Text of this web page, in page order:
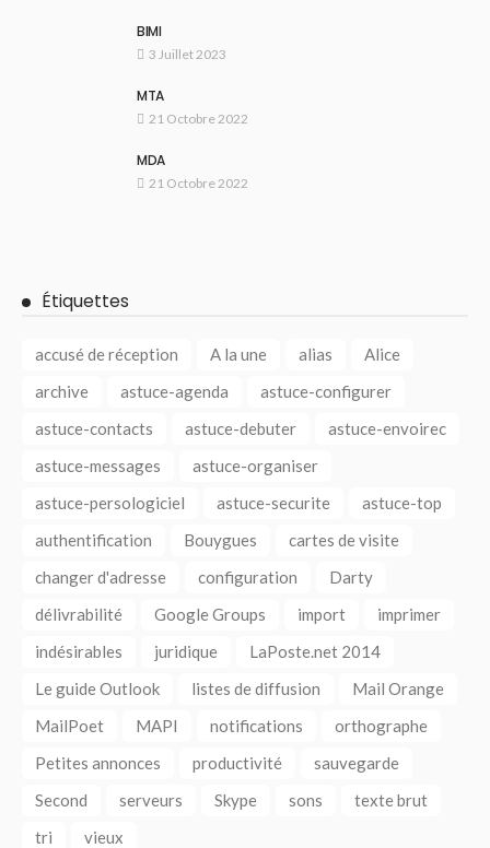
BIMI
3 Juillet 2023
MTA
21 Octobre 2022
MDA
21 Octobre 2022
Étiquettes
accusé de réception A la une alias
Alice
archive
astuce-agenda
astuce-configurer
astuce-contacts
astuce-debuter
astuce-envoirec
astuce-messages
astuce-organiser
astuce-persologiciel
astuce-securite
astuce-top
authentification
Bouygues
cartes de visite
changer d'adresse
configuration
Darty
délivrabilité
Google Groups import
imprimer
indésirables
juridique
LaPoste.net 2014
Le guide Outlook
listes de diffusion
Mail Orange
MailPoet
MAPI notifications
orthographe
Petites annonces
productivité
sauvegarde
Second
serveurs Skype sons
texte brut
tri
vieux